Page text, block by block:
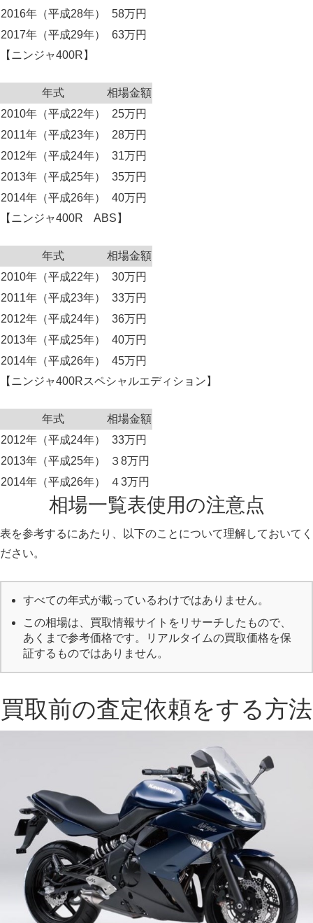
2016年（平成28年）
58万円
2017年（平成29年）
63万円
【ニンジャ400R】
年式
相場金額
2010年（平成22年）
25万円
2011年（平成23年）
28万円
2012年（平成24年）
31万円
2013年（平成25年）
35万円
2014年（平成26年）
40万円
【ニンジャ400R ABS】
年式
相場金額
2010年（平成22年）
30万円
2011年（平成23年）
33万円
2012年（平成24年）
36万円
2013年（平成25年）
40万円
2014年（平成26年）
45万円
【ニンジャ400Rスペシャルエディション】
年式
相場金額
2012年（平成24年）
33万円
2013年（平成25年）
３8万円
2014年（平成26年）
４3万円
相場一覧表使用の注意点
表を参考するにあたり、以下のことについて理解しておいてく
ださい。
すべての年式が載っているわけではありません。
この相場は、買取情報サイトをリサーチしたもので、
あくまで参考価格です。リアルタイムの買取価格を保
証するものではありません。
買取前の査定依頼をする方法